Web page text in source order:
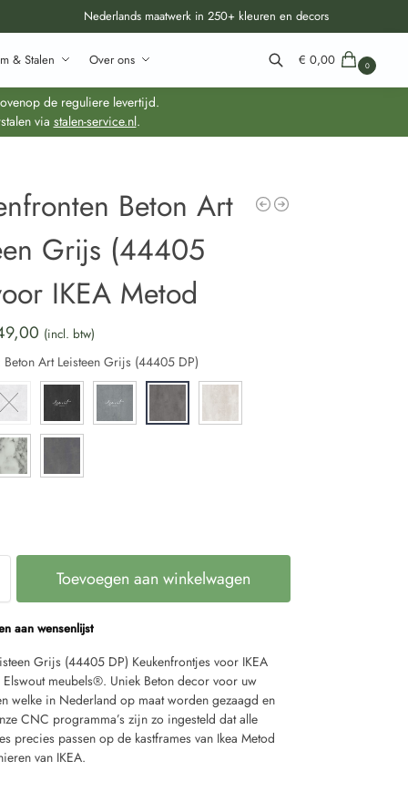
Nederlands maatwerk in 250+ kleuren en decors
& Stalen Over ons
Zoeken
€ 0,00 0
de reguliere levertijd.
via stalen-service.nl.
Beton Art
Grijs (44405
IKEA Metod
(incl. btw)
Beton Art Leisteen Grijs (44405 DP)
Toevoegen aan winkelwagen
aan wensenlijst
Grijs (44405 DP) Keukenfrontjes voor IKEA
meubels®. Uniek Beton decor voor uw
welke in Nederland op maat worden gezaagd en
CNC programma’s zijn zo ingesteld dat alle
precies passen op de kastframes van Ikea Metod
van IKEA.